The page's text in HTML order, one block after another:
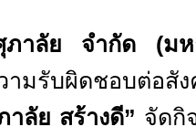
าลัย จำกัด (มห
ความรับผิดช
าลัย สร้างดี” จัดกิ